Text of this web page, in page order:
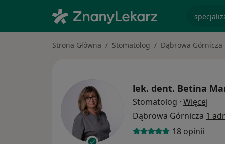
Strona Główna Stomatolog Dąbrowa Górnicza
lek. dent. Betina
Stomatolog · Więcej
Dąbrowa Górnicza 1
18 opinii